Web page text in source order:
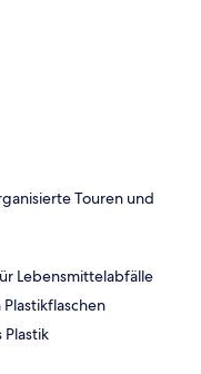
Touren und
Lebensmittelabfälle